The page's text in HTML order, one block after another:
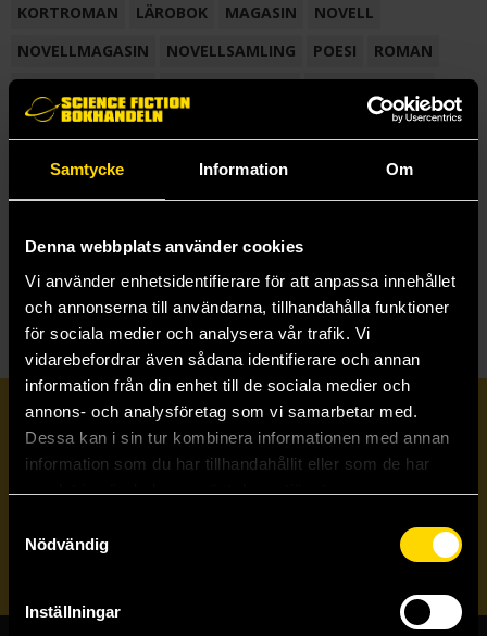
Samtycke Information Om
Denna webbplats använder cookies
Vi använder enhetsidentifierare för att anpassa innehållet
och annonserna till användarna, tillhandahålla funktioner
för sociala medier och analysera vår trafik. Vi
vidarebefordrar även sådana identifierare och annan
information från din enhet till de sociala medier och
annons- och analysföretag som vi samarbetar med.
Dessa kan i sin tur kombinera informationen med annan
information som du har tillhandahållit eller som de har
samlat in när du har använt deras tjänster.
Nödvändig
Inställningar
KORTROMAN
LÄROBOK MAGASIN
NOVELL
NOVELLMAGASIN
NOVELLSAMLING POESI
ROMAN
Nattens krigare
Nelly Rapp - monsteragent
Ninja Timmy
Prenumerera på vårt nyhetsbrev
Veckobrevet
Skicka